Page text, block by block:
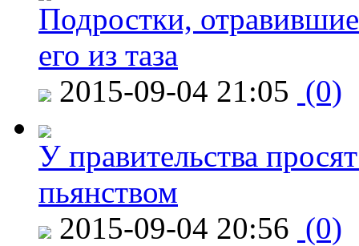
Подростки,
его из таза
2015-09-04 21:05 (0)
У правительства
пьянством
2015-09-04 20:56 (0)